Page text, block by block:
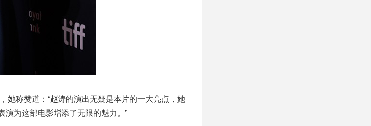
她称赞道：“赵涛的演出无疑是本片的一大亮点，她
演为这部电影增添了无限的魅力。”